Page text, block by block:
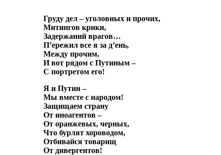
Груду дел – уголовных и прочих,
Митингов крики,
Задержаний врагов…
П’ережил все я за д’ень,
Между прочим,
И вот рядом с Путиным –
С портретом его!
Я и Путин –
Мы вместе с народом!
Защищаем страну
От иноагентов –
От оранжевых, черных,
Что бурлят хороводом,
Отбивайся товарищ
От дивергентов!